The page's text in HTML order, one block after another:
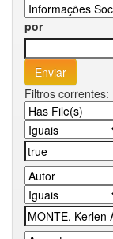
por
Filtros correntes: